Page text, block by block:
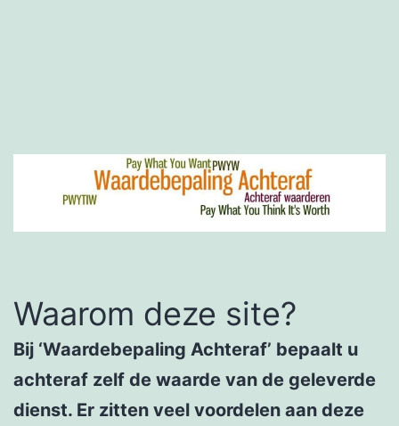
Waarom deze site?
Bij ‘Waardebepaling Achteraf’ bepaalt u
achteraf zelf de waarde van de geleverde
dienst. Er zitten veel voordelen aan deze